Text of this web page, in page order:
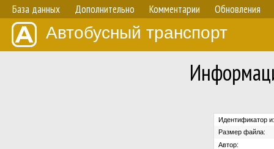
База данных Дополнительно Комментарии Обновления
Автобусный транспорт
Идентификатор
Размер файла:
Автор: